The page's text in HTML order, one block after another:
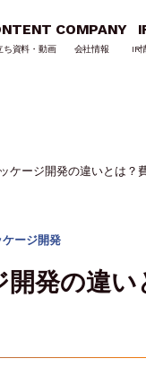
ち資料・動画
COMPANY
会社情報 IR
ケージ開発の違いとは？
ケージ開発
開発の違い